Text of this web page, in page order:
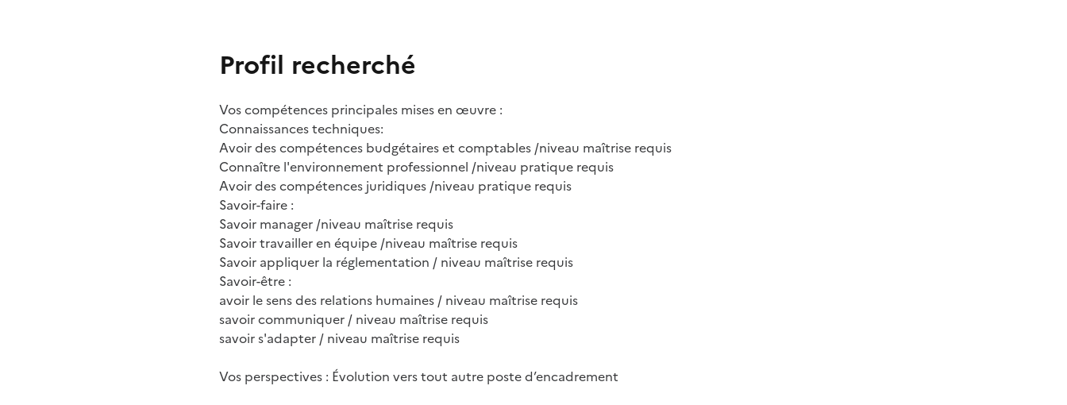
Profil recherché
Vos compétences principales mises en œuvre :
Connaissances techniques:
Avoir des compétences budgétaires et comptables /niveau maîtrise requis
Connaître l'environnement professionnel /niveau pratique requis
Avoir des compétences juridiques /niveau pratique requis
Savoir-faire :
Savoir manager /niveau maîtrise requis
Savoir travailler en équipe /niveau maîtrise requis
Savoir appliquer la réglementation / niveau maîtrise requis
Savoir-être :
avoir le sens des relations humaines / niveau maîtrise requis
savoir communiquer / niveau maîtrise requis
savoir s'adapter / niveau maîtrise requis
Vos perspectives : Évolution vers tout autre poste d’encadrement